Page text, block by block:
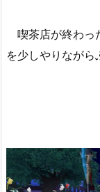
喫茶店が終わっ
を少しやりながら